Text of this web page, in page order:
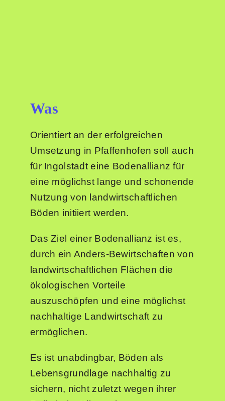
Was
Orientiert an der erfolgreichen
Umsetzung in Pfaffenhofen soll auch
für Ingolstadt eine Bodenallianz für
eine möglichst lange und schonende
Nutzung von landwirtschaftlichen
Böden initiiert werden.
Das Ziel einer Bodenallianz ist es,
durch ein Anders-Bewirtschaften von
landwirtschaftlichen Flächen die
ökologischen Vorteile
auszuschöpfen und eine möglichst
nachhaltige Landwirtschaft zu
ermöglichen.
Es ist unabdingbar, Böden als
Lebensgrundlage nachhaltig zu
sichern, nicht zuletzt wegen ihrer